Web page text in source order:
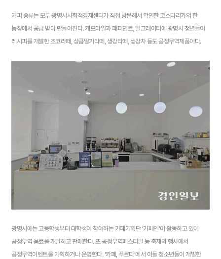
커피 종류는 모두 광명시사회적경제센터가 직접 방문해서 확인한 코스타리카의 한
농장에서 공급 받아 만들어진다. 캐모마일과 페퍼민트, 얼그레이티에 광명시 청년들이
레시피를 개발한 초코라떼, 상큼딸기라떼, 생강라떼, 생강차 등도 공정무역제품이다.
광명시에는 고등학생부터 대학생이 참여하는 카페기획단 ‘카페인’이 활동하고 있어
공정무역 음료를 개발하고 판매한다. 또 공정무역페스티벌 등 축제와 행사에서
공정무역이벤트를 기획하거나 운영한다. ‘카페, 푸르다’에서 이들 청소년들이 개발한